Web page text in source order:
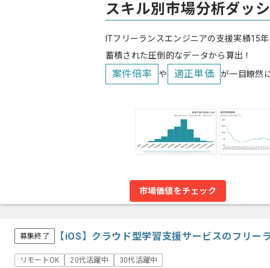
スキル別市場分析ダッ
ITフリーランスエンジニアの支援実績15
蓄積された圧倒的なデータから算出！
案件倍率 や 適正単価 が一目瞭然
市場価値をチェック
募集終了 【iOS】クラウド型学習支援サービスのフリー
リモートOK 20代活躍中 30代活躍中